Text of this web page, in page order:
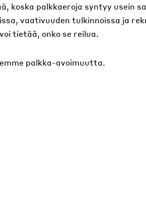
koska palkkaeroja syntyy usein
vaativuuden tulkinnoissa ja
tietää, onko se reilua.
palkka-avoimuutta.